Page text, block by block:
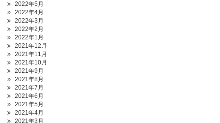
2022年5月
2022年4月
2022年3月
2022年2月
2022年1月
2021年12月
2021年11月
2021年10月
2021年9月
2021年8月
2021年7月
2021年6月
2021年5月
2021年4月
2021年3月